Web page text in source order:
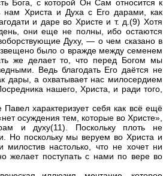
Бога, с которой Он Сам относится к
нам Христа и Духа с Его дарами, как
и даре во Христе и т. д.(9) Хотя
они еще не полны, ибо остаются
Духу, — о чем сказано в
было о вражде между семенем
же делает то, что перед Богом мы
Ведь благодать Его даётся не
дары, а охватывает нас милосердием
нашего, Христа, и ради того,
Павел характеризует себя как всё ещё
осуждения тем, которые во Христе»,
и духу(11). Поскольку плоть не
Но поскольку мы веруем во Христа и
настолько, что не хочет ни
желает поступать с нами по вере во